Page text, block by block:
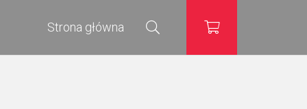
Strona główna